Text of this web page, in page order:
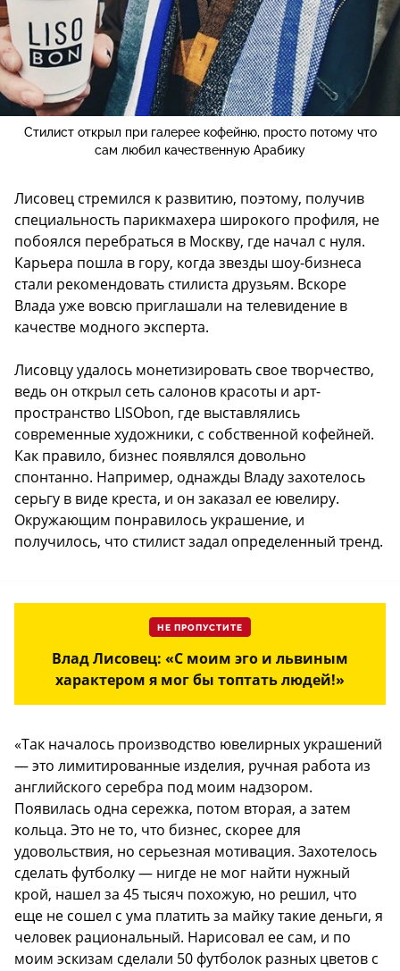
Стилист открыл при галерее кофейню, просто потому что
сам любил качественную Арабику
Лисовец стремился к развитию, поэтому, получив
специальность парикмахера широкого профиля, не
побоялся перебраться в Москву, где начал с нуля.
Карьера пошла в гору, когда звезды шоу-бизнеса
стали рекомендовать стилиста друзьям. Вскоре
Влада уже вовсю приглашали на телевидение в
качестве модного эксперта.
Лисовцу удалось монетизировать свое творчество,
ведь он открыл сеть салонов красоты и арт-
пространство LISObon, где выставлялись
современные художники, с собственной кофейней.
Как правило, бизнес появлялся довольно
спонтанно. Например, однажды Владу захотелось
серьгу в виде креста, и он заказал ее ювелиру.
Окружающим понравилось украшение, и
получилось, что стилист задал определенный тренд.
НЕ ПРОПУСТИТЕ
Влад Лисовец: «С моим эго и львиным
характером я мог бы топтать людей!»
«Так началось производство ювелирных украшений
— это лимитированные изделия, ручная работа из
английского серебра под моим надзором.
Появилась одна сережка, потом вторая, а затем
кольца. Это не то, что бизнес, скорее для
удовольствия, но серьезная мотивация. Захотелось
сделать футболку — нигде не мог найти нужный
крой, нашел за 45 тысяч похожую, но решил, что
еще не сошел с ума платить за майку такие деньги, я
человек рациональный. Нарисовал ее сам, и по
моим эскизам сделали 50 футболок разных цветов с